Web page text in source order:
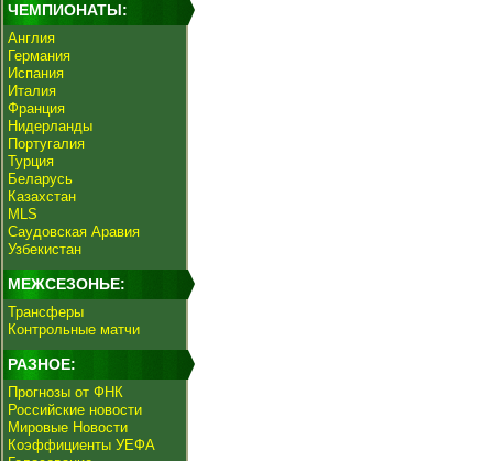
ЧЕМПИОНАТЫ:
Англия
Германия
Испания
Италия
Франция
Нидерланды
Португалия
Турция
Беларусь
Казахстан
MLS
Саудовская Аравия
Узбекистан
МЕЖСЕЗОНЬЕ:
Трансферы
Контрольные матчи
РАЗНОЕ:
Прогнозы от ФНК
Российские новости
Мировые Новости
Коэффициенты УЕФА